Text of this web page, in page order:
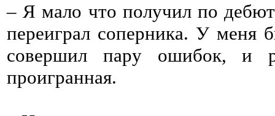
– Я мало что получил по
переиграл соперника. У меня
совершил пару ошибок, и
проигранная.